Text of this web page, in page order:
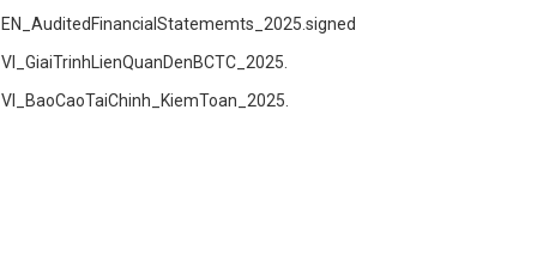
EN_AuditedFinancialStatememts_2025.signed
VI_GiaiTrinhLienQuanDenBCTC_2025.
VI_BaoCaoTaiChinh_KiemToan_2025.